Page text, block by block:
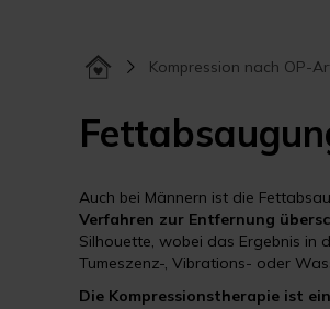
Kompression nach OP-
Auch bei Männern ist die
Verfahren zur Entfernung
Silhouette, wobei das Ergebnis in
Tumeszenz-, Vibrations- oder
Die Kompressionstherapie ist